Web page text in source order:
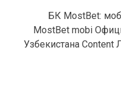
БК MostBet:
MostBet mobi
Узбекистана Content